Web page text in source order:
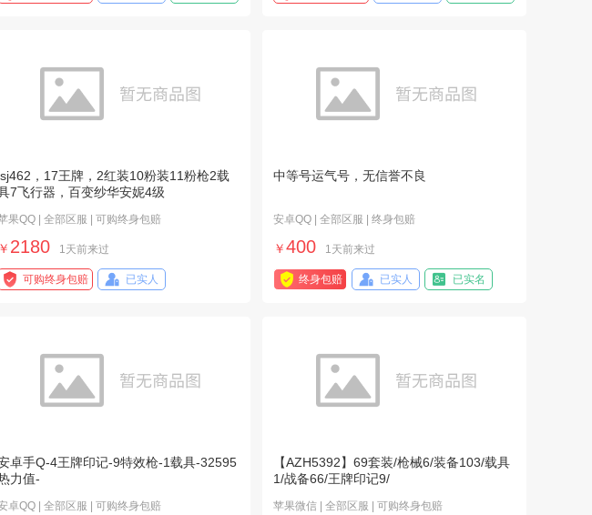
，17王牌，2红装10粉装11粉枪2载
7飞行器，百变纱华安妮4级
果QQ | 全部区服 | 可购终身包赔
￥ 2180 1天前来过
可购终身包赔 已实人
中等号运气号，无信誉不良
安卓QQ | 全部区服 | 终身包赔
￥400 1天前来过
终身包赔 已实人 已实名
卓手Q-4王牌印记-9特效枪-1载具-32595
力值-
卓QQ | 全部区服 | 可购终身包赔
【AZH5392】69套装/枪械6/装备103/载具
1/战备66/王牌印记9/
苹果微信 | 全部区服 | 可购终身包赔